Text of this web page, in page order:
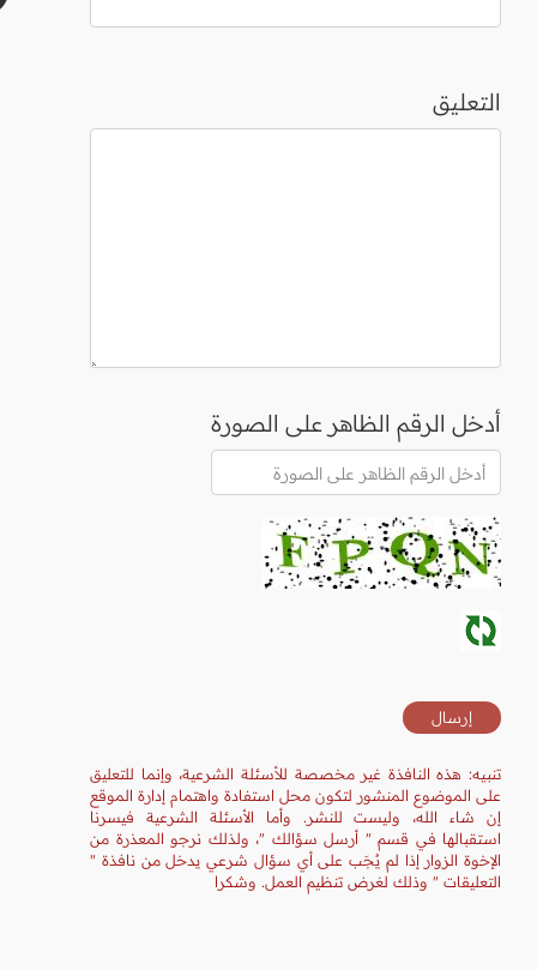
التعليق
أدخل الرقم الظاهر على الصورة
تنبيه: هذه النافذة غير مخصصة للأسئلة الشرعية، وإنما للتعليق
على الموضوع المنشور لتكون محل استفادة واهتمام إدارة الموقع
إن شاء الله، وليست للنشر. وأما الأسئلة الشرعية فيسرنا
استقبالها في قسم " أرسل سؤالك "، ولذلك نرجو المعذرة من
الإخوة الزوار إذا لم يُجَب على أي سؤال شرعي يدخل من نافذة "
التعليقات " وذلك لغرض تنظيم العمل. وشكرا